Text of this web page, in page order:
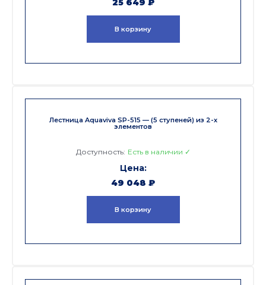
25 649 ₽
В корзину
Лестница Aquaviva SP-515 — (5 ступеней) из 2-х
элементов
Доступность: Есть в наличии ✓
49 048 ₽
В корзину